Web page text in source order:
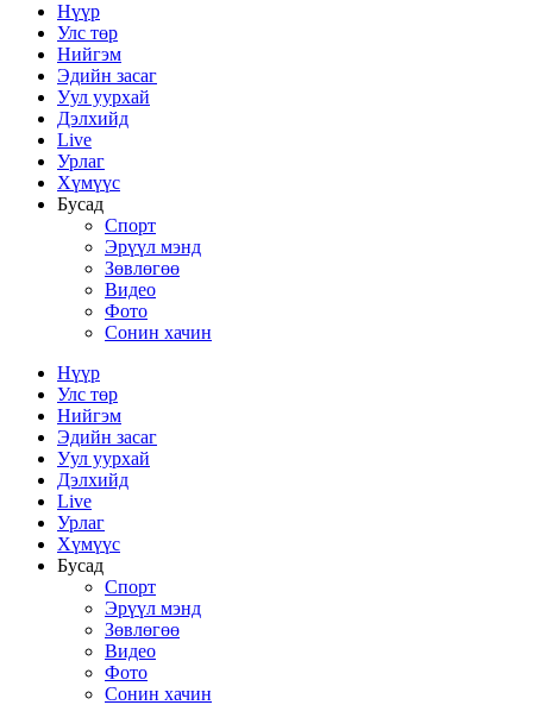
Нүүр
Улс төр
Нийгэм
Эдийн засаг
Уул уурхай
Дэлхийд
Live
Урлаг
Хүмүүс
Бусад
Спорт
Эрүүл мэнд
Зөвлөгөө
Видео
Фото
Сонин хачин
Нүүр
Улс төр
Нийгэм
Эдийн засаг
Уул уурхай
Дэлхийд
Live
Урлаг
Хүмүүс
Бусад
Спорт
Эрүүл мэнд
Зөвлөгөө
Видео
Фото
Сонин хачин